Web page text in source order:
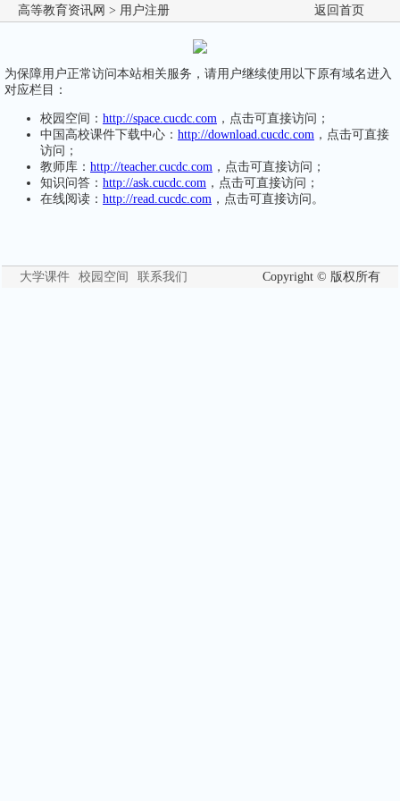
高等教育资讯网 > 用户注册 返回首页
为保障用户正常访问本站相关服务，请用户继续使用以下原有域名进入
对应栏目：
校园空间： http://space.cucdc.com ，点击可直接访问；
中国高校课件下载中心： http://download.cucdc.com ，点击可直接
访问；
教师库： http://teacher.cucdc.com ，点击可直接访问；
知识问答： http://ask.cucdc.com ，点击可直接访问；
在线阅读： http://read.cucdc.com ，点击可直接访问。
大学课件 校园空间 联系我们 Copyright © 版权所有